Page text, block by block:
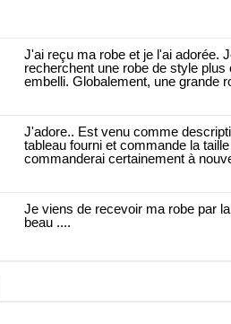
J'ai reçu ma robe et je l'ai adorée.
recherchent une robe de style
embelli. Globalement, une grande
J'adore.. Est venu comme
tableau fourni et commande la
commanderai certainement à
Je viens de recevoir ma robe par
beau ....